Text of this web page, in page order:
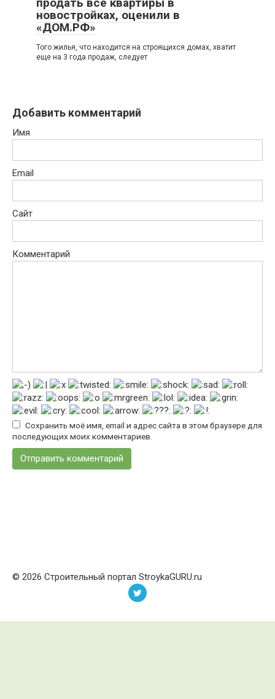
продать все квартиры в
новостройках, оценили в
«ДОМ.РФ»
Того жилья, что находится на строящихся домах, хватит
еще на 3 года продаж, следует
Добавить комментарий
Имя
Email
Сайт
Комментарий
Сохранить моё имя, email и адрес сайта в этом браузере для
последующих моих комментариев.
© 2026 Строительный портал StroykaGURU.ru